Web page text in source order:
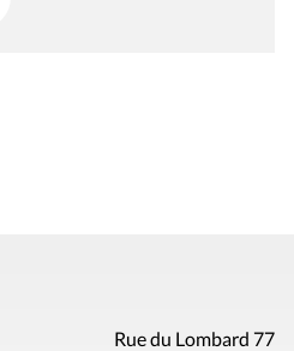
Rue du Lombard 77